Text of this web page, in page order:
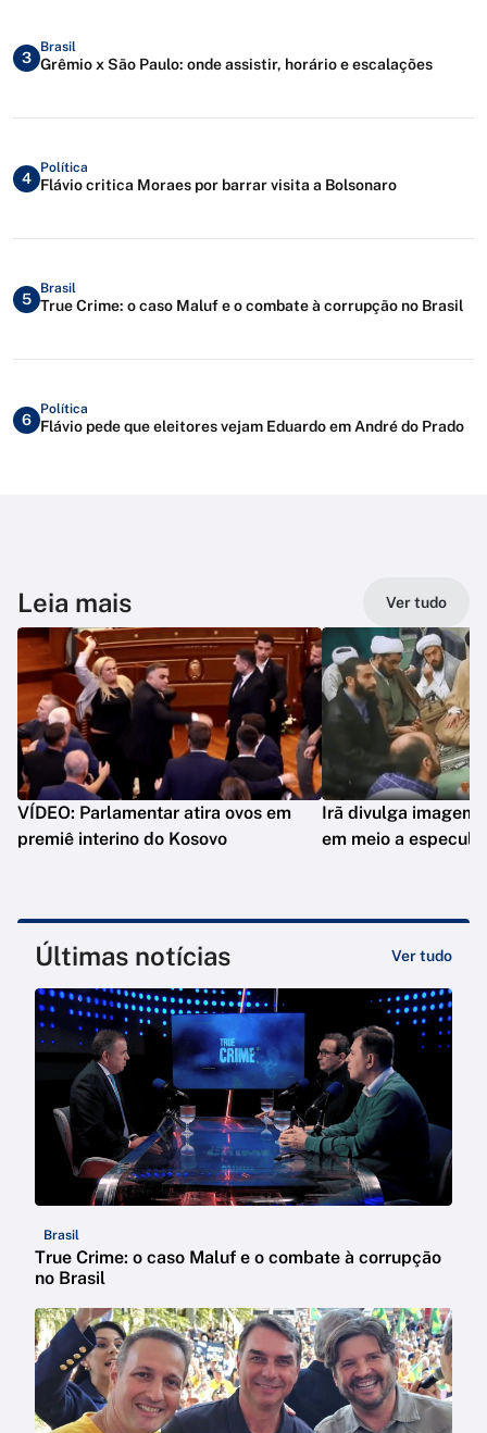
3
Brasil
Grêmio x São Paulo: onde assistir, horário e escalações
4
Política
Flávio critica Moraes por barrar visita a Bolsonaro
5
Brasil
True Crime: o caso Maluf e o combate à corrupção no Brasil
6
Política
Flávio pede que eleitores vejam Eduardo em André do Prado
Leia mais Ver tudo
VÍDEO: Parlamentar atira ovos em
premiê interino do Kosovo
Irã divulga imagem
em meio a
Últimas notícias Ver tudo
Brasil
True Crime: o caso Maluf e o combate à corrupção
no Brasil